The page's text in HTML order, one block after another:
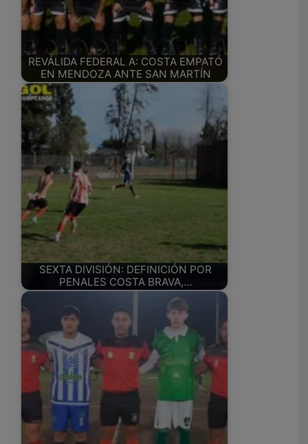
REVÁLIDA FEDERAL A: COSTA EMPATÓ
EN MENDOZA ANTE SAN MARTÍN
SEXTA DIVISIÓN: DEFINICIÓN POR
PENALES COSTA BRAVA,…